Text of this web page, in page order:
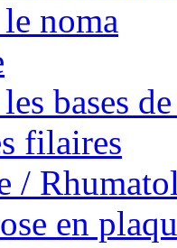
noma
bases
filaires
/
en